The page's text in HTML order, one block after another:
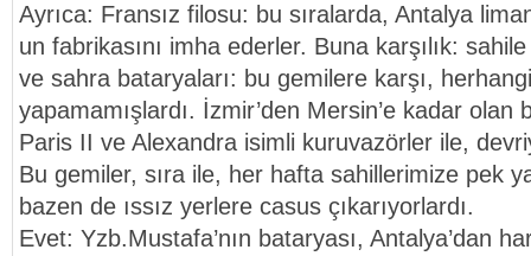
Ayrıca: Fransız filosu: bu sıralarda, Antalya
un fabrikasını imha ederler. Buna karşılık:
ve sahra bataryaları: bu gemilere karşı,
yapamamışlardı. İzmir’den Mersin’e kadar olan
Paris II ve Alexandra isimli kuruvazörler ile,
Bu gemiler, sıra ile, her hafta sahillerimize pek
bazen de ıssız yerlere casus çıkarıyorlardı.
Evet: Yzb.Mustafa’nın bataryası, Antalya’dan